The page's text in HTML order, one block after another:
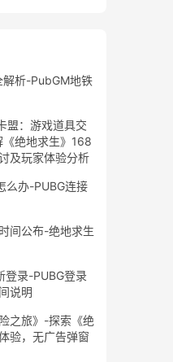
解析-PubGM地铁
盟：游戏道具交
绝地求生》168
及玩家体验分析
么办-PUBG连接
间公布-绝地求生
登录-PUBG登录
说明
之旅》-探索《绝
验，无广告弹窗